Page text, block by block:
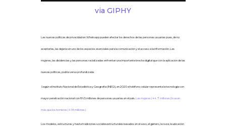
via GIPHY
Las nuevas políticas de privacidad en Whatsapp pueden afectar los derechos de las personas usuarias pues, de no
aceptarlas, las dejaría sin uno de los espacios esenciales para la comunicación y el acceso a la información. Las
mujeres, las disidencias y las personas racializadas enfrentan una importante brecha digital que con la aplicación de las
nuevas políticas, podría verse profundizada.
Según el Instituto Nacional de Estadística y Geografía (INEGI), en 2020 el teléfono celular representa la tecnología con
mayor penetración nacional con 86.5 millones de personas usuarias en el país. Las mujeres (44.7 millones) lo usan
más que los hombres (41.8 millones).
Los modelos, estructuras y hasta tradiciones socialesestructurales basados en el sexo, el género, la raza, la ubicación